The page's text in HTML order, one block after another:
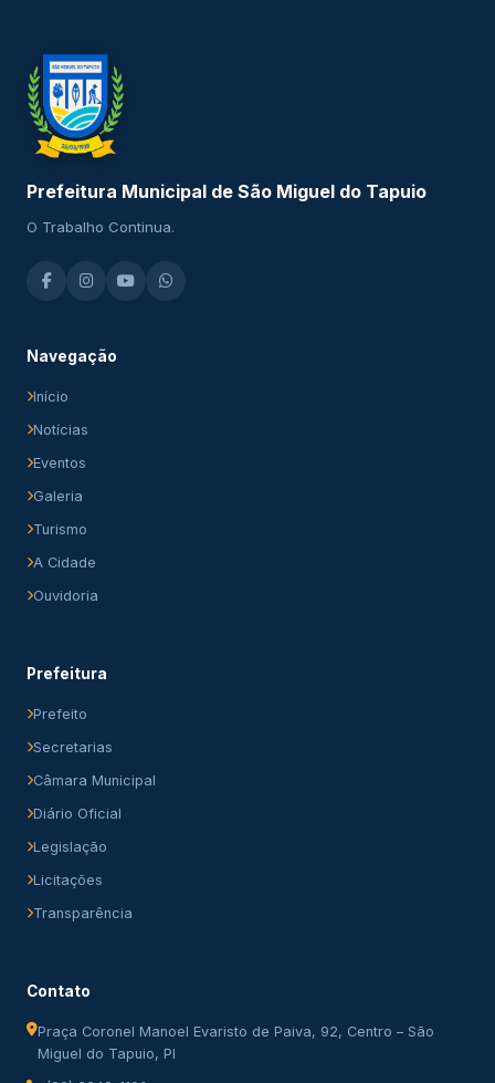
Prefeitura Municipal de São Miguel do Tapuio
O Trabalho Continua.
Navegação
Início
Notícias
Eventos
Galeria
Turismo
A Cidade
Ouvidoria
Prefeitura
Prefeito
Secretarias
Câmara Municipal
Diário Oficial
Legislação
Licitações
Transparência
Contato
Praça Coronel Manoel Evaristo de Paiva, 92, Centro – São
Miguel do Tapuio, PI